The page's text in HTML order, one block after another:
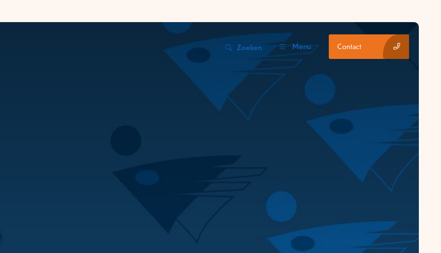
Zoeken Menu Contact